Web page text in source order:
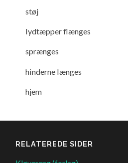
støj
lydtæpper flænges
sprænges
hinderne længes
hjem
RELATEREDE SIDER